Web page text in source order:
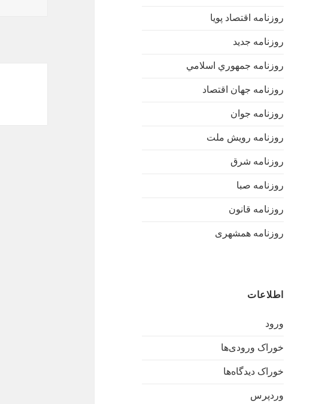
روزنامه اقتصاد پویا
روزنامه جدید
روزنامه جمهوري اسلامي
روزنامه جهان اقتصاد
روزنامه جوان
روزنامه رویش ملت
روزنامه شرق
روزنامه صبا
روزنامه قانون
روزنامه همشهری
اطلاعات
ورود
خوراک ورودی‌ها
خوراک دیدگاه‌ها
وردپرس